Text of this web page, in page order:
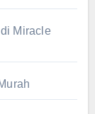
Miracle